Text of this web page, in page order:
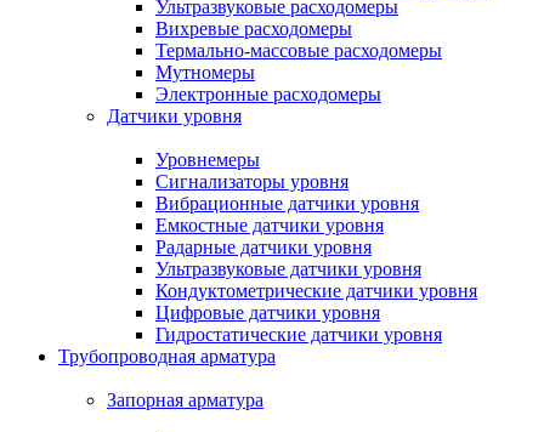
Ультразвуковые расходомеры
Вихревые расходомеры
Термально-массовые расходомеры
Мутномеры
Электронные расходомеры
Датчики уровня
Уровнемеры
Сигнализаторы уровня
Вибрационные датчики уровня
Емкостные датчики уровня
Радарные датчики уровня
Ультразвуковые датчики уровня
Кондуктометрические датчики уровня
Цифровые датчики уровня
Гидростатические датчики уровня
Трубопроводная арматура
Запорная арматура